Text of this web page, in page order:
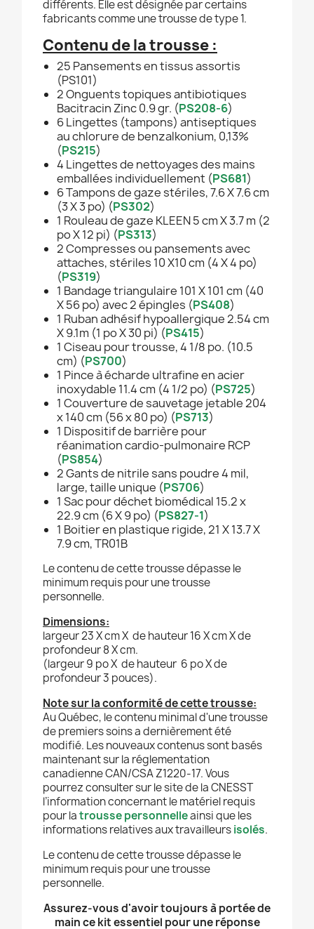
différents. Elle est désignée par certains
fabricants comme une trousse de type 1.
Contenu de la trousse :
25 Pansements en tissus assortis
(PS101)
2 Onguents topiques antibiotiques
Bacitracin Zinc 0.9 gr. (PS208-6)
6 Lingettes (tampons) antiseptiques
au chlorure de benzalkonium, 0,13%
(PS215)
4 Lingettes de nettoyages des mains
emballées individuellement (PS681)
6 Tampons de gaze stériles, 7.6 X 7.6 cm
(3 X 3 po) (PS302)
1 Rouleau de gaze KLEEN 5 cm X 3.7 m (2
po X 12 pi) (PS313)
2 Compresses ou pansements avec
attaches, stériles 10 X10 cm (4 X 4 po)
(PS319)
1 Bandage triangulaire 101 X 101 cm (40
X 56 po) avec 2 épingles (PS408)
1 Ruban adhésif hypoallergique 2.54 cm
X 9.1m (1 po X 30 pi) (PS415)
1 Ciseau pour trousse, 4 1/8 po. (10.5
cm) (PS700)
1 Pince à écharde ultrafine en acier
inoxydable 11.4 cm (4 1/2 po) (PS725)
1 Couverture de sauvetage jetable 204
x 140 cm (56 x 80 po) (PS713)
1 Dispositif de barrière pour
réanimation cardio-pulmonaire RCP
(PS854)
2 Gants de nitrile sans poudre 4 mil,
large, taille unique (PS706)
1 Sac pour déchet biomédical 15.2 x
22.9 cm (6 X 9 po) (PS827-1)
1 Boitier en plastique rigide, 21 X 13.7 X
7.9 cm, TR01B
Le contenu de cette trousse dépasse le
minimum requis pour une trousse
personnelle.
Dimensions:
largeur 23 X cm X de hauteur 16 X cm X de
profondeur 8 X cm.
(largeur 9 po X de hauteur 6 po X de
profondeur 3 pouces).
Note sur la conformité de cette trousse:
Au Québec, le contenu minimal d'une trousse
de premiers soins a dernièrement été
modifié. Les nouveaux contenus sont basés
maintenant sur la réglementation
canadienne CAN/CSA Z1220-17. Vous
pourrez consulter sur le site de la CNESST
l’information concernant le matériel requis
pour latrousse personnelleainsi que les
informations relatives aux travailleursisolés.
Le contenu de cette trousse dépasse le
minimum requis pour une trousse
personnelle.
Assurez-vous d'avoir toujours à portée de
main ce kit essentiel pour une réponse